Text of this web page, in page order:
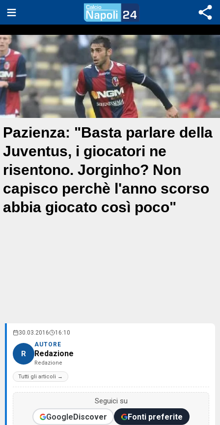
Pazienza: "Basta parlare della
Juventus, i giocatori ne
risentono. Jorginho? Non
capisco perchè l'anno scorso
abbia giocato così poco"
30.03.2016 16:10
R
AUTORE
Redazione
Redazione
Tutti gli articoli →
Seguici su
GoogleDiscover Fonti preferite